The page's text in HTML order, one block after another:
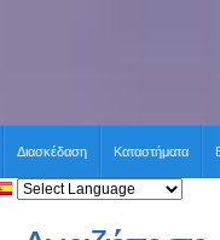
Διασκέδαση Καταστήματα